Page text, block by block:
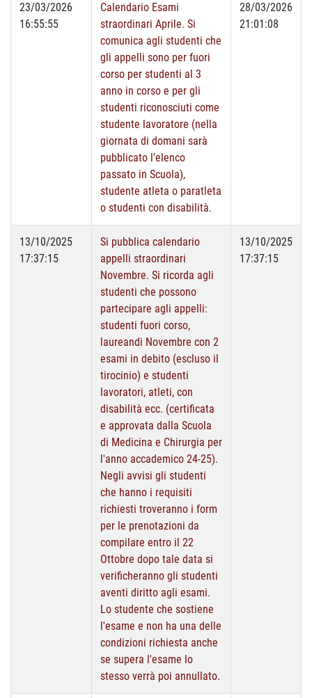
23/03/2026
16:55:55
Calendario Esami
straordinari Aprile. Si
comunica agli studenti che
gli appelli sono per fuori
corso per studenti al 3
anno in corso e per gli
studenti riconosciuti come
studente lavoratore (nella
giornata di domani sarà
pubblicato l'elenco
passato in Scuola),
studente atleta o paratleta
o studenti con disabilità.
28/03/2026
21:01:08
13/10/2025
17:37:15
Si pubblica calendario
appelli straordinari
Novembre. Si ricorda agli
studenti che possono
partecipare agli appelli:
studenti fuori corso,
laureandi Novembre con 2
esami in debito (escluso il
tirocinio) e studenti
lavoratori, atleti, con
disabilità ecc. (certificata
e approvata dalla Scuola
di Medicina e Chirurgia per
l'anno accademico 24-25).
Negli avvisi gli studenti
che hanno i requisiti
richiesti troveranno i form
per le prenotazioni da
compilare entro il 22
Ottobre dopo tale data si
verificheranno gli studenti
aventi diritto agli esami.
Lo studente che sostiene
l'esame e non ha una delle
condizioni richiesta anche
se supera l'esame lo
stesso verrà poi annullato.
13/10/2025
17:37:15